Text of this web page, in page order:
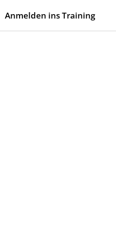
Anmelden ins Training